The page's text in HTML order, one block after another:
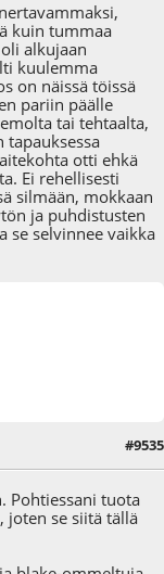
kuin tummaa
alkujaan
kuulemma
on näissä töissä
pariin päälle
tai tehtaalta,
tapauksessa
otti ehkä
Ei rehellisesti
silmään, mokkaan
ja puhdistusten
se selvinnee vaikka
#9535
Pohtiessani tuota
joten se siitä tällä